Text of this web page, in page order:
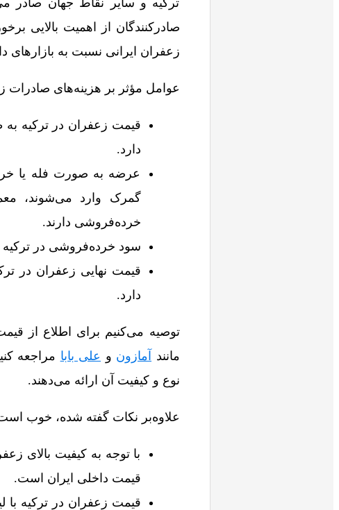
ترکیه و سایر نقاط جهان صادر
صادرکنندگان از اهمیت بالایی
زعفران ایرانی نسبت به بازارهای
عوامل مؤثر بر هزینه‌های صادرات
قیمت زعفران در ترکیه به
دارد.
عرضه به صورت فله یا
گمرک وارد می‌شوند،
خرده‌فروشی دارند.
سود خرده‌فروشی در
قیمت نهایی زعفران در
دارد.
توصیه می‌کنیم برای اطلاع از
مانند
آمازون و علی بابا مراجعه
نوع و کیفیت آن ارائه می‌دهند.
علاوه‌بر نکات گفته شده، خوب است
با توجه به کیفیت بالای
قیمت داخلی ایران است.
قیمت زعفران در ترکیه با